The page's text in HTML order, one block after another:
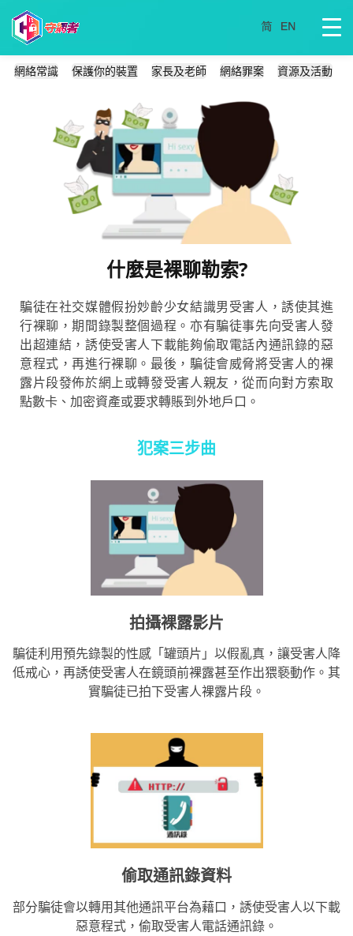
網絡常識 保護你的裝置 家長及老師 網絡罪案 資源及活動
什麼是裸聊勒索?
騙徒在社交媒體假扮妙齡少女結識男受害人，誘使其進
行裸聊，期間錄製整個過程。亦有騙徒事先向受害人發
出超連結，誘使受害人下載能夠偷取電話內通訊錄的惡
意程式，再進行裸聊。最後，騙徒會威脅將受害人的裸
露片段發佈於網上或轉發受害人親友，從而向對方索取
點數卡、加密資產或要求轉賬到外地戶口。
犯案三步曲
拍攝裸露影片
騙徒利用預先錄製的性感「罐頭片」以假亂真，讓受害人降
低戒心，再誘使受害人在鏡頭前裸露甚至作出猥褻動作。其
實騙徒已拍下受害人裸露片段。
偷取通訊錄資料
部分騙徒會以轉用其他通訊平台為藉口，誘使受害人以下載
惡意程式，偷取受害人電話通訊錄。